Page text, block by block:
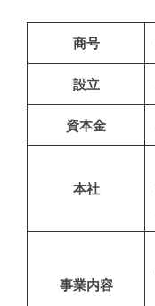
商号
設立
資本金
本社
事業内容